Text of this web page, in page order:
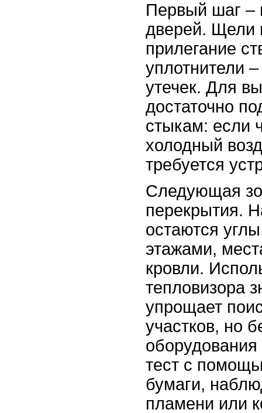
Первый шаг –
дверей. Щели
прилегание
уплотнители
утечек. Для
достаточно
стыкам: если
холодный
требуется
Следующая
перекрытия.
остаются
этажами,
кровли.
тепловизора
упрощает
участков, но
тест с
бумаги,
пламени или